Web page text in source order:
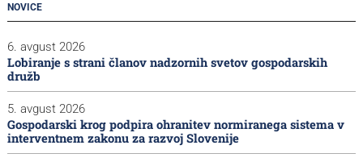
NOVICE
6. avgust 2026
Lobiranje s strani članov nadzornih svetov gospodarskih
družb
5. avgust 2026
Gospodarski krog podpira ohranitev normiranega sistema v
interventnem zakonu za razvoj Slovenije